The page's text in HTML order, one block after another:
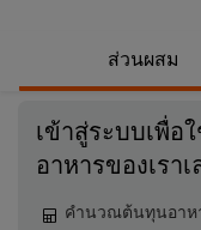
ส่วนผสม
เข้าสู่ระบบเพื่
อาหารของเราเ
คำนวณต้นทุนอาห